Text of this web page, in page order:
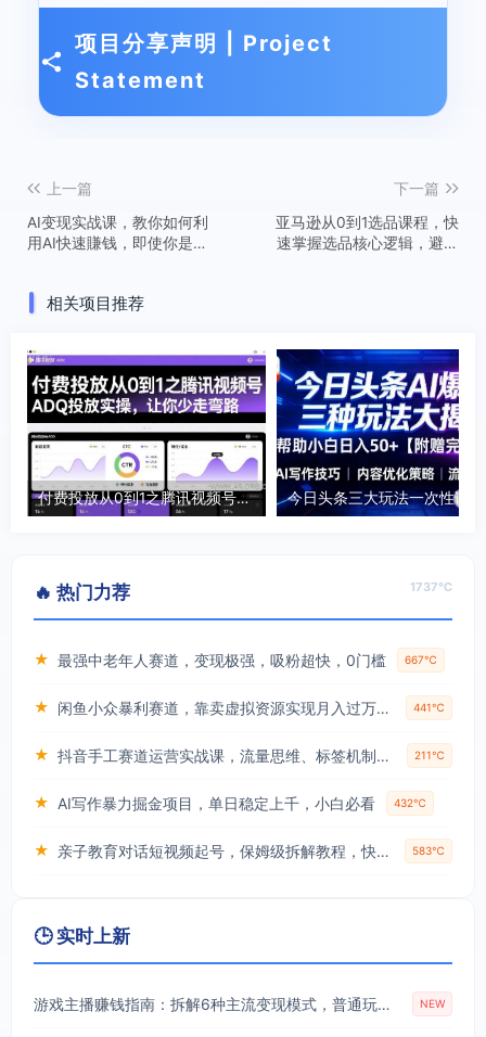
项目分享声明 | Project
Statement
上一篇
AI变现实战课，教你如何利
用AI快速賺钱，即使你是新
下一篇
亚马逊从0到1选品课程，快
速掌握选品核心逻辑，避开
相关项目推荐
付费投放从0到1之腾讯视频号ADQ投放实操，让你少走弯路
🔥 热门力荐 1737℃
★ 最强中老年人赛道，变现极强，吸粉超快，0门槛 667℃
★ 闲鱼小众暴利赛道，靠卖虚拟资源实现月入过万，谁做谁赚钱 441℃
★ 抖音手工赛道运营实战课，流量思维、标签机制、垂直定位，解决不起号难题，单月变现破3万 211℃
★ AI写作暴力掘金项目，单日稳定上千，小白必看 432℃
★ 亲子教育对话短视频起号，保姆级拆解教程，快速起千粉万粉号 583℃
🕒 实时上新
游戏主播赚钱指南：拆解6种主流变现模式，普通玩家不靠顶尖技术也能稳定直播增收 NEW